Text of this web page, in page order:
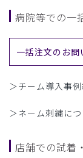
病院等での一
一括注文のお問
＞チーム導入事
＞ネーム刺繍につ
店舗での試着